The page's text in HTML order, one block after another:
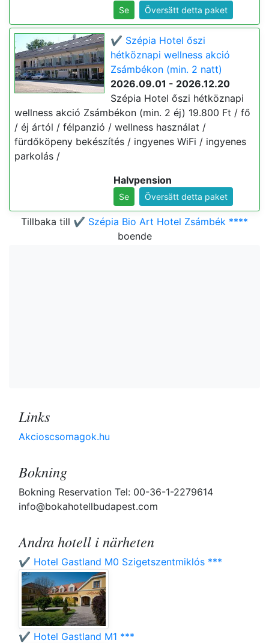
Se Översätt detta paket
✔️ Szépia Hotel őszi
hétköznapi wellness akció
Zsámbékon (min. 2 natt)
2026.09.01 - 2026.12.20
Szépia Hotel őszi hétköznapi
wellness akció Zsámbékon (min. 2 éj) 19.800 Ft / fő
/ éj ártól / félpanzió / wellness használat /
fürdőköpeny bekészítés / ingyenes WiFi / ingyenes
parkolás /
Halvpension
Se Översätt detta paket
Tillbaka till ✔️ Szépia Bio Art Hotel Zsámbék ****
boende
Links
Akcioscsomagok.hu
Bokning
Bokning Reservation Tel: 00-36-1-2279614
info@bokahotellbudapest.com
Andra hotell i närheten
✔️ Hotel Gastland M0 Szigetszentmiklós ***
✔️ Hotel Gastland M1 ***